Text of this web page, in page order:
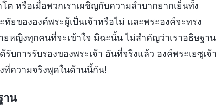
หรือเมื่อพวกเราเผชิญกับความลำบากยากเย็นทั้ง
ยขององค์พระผู้เป็นเจ้าหรือไม่ และพระองค์จะทรง
หญิงทุกคนที่จะเข้าใจ มิฉะนั้น ไม่สำคัญว่าเราอธิษฐาน
บการรับรองของพระเจ้า อันที่จริงแล้ว องค์พระเยซูเจ้า
ที่ความจริงพูดในด้านนี้กัน!
าน